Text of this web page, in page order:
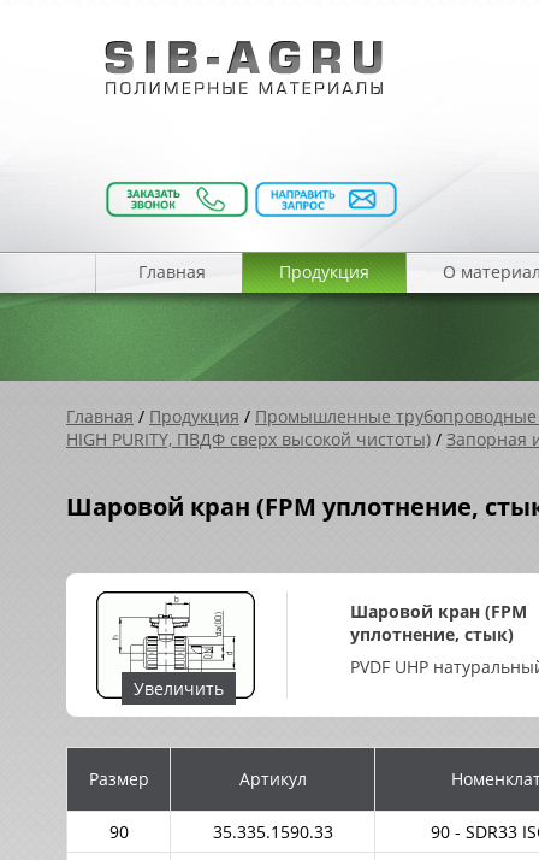
Главная Продукция О
Главная / Продукция / Промышленные
HIGH PURITY, ПВДФ cверх высокой чистоты) / Запорная
Шаровой кран (FPM уплотнение,
Увеличить
Шаровой кран (FPM
уплотнение, стык)
PVDF UHP
Размер Артикул
90 35.335.1590.33
90 - SDR33